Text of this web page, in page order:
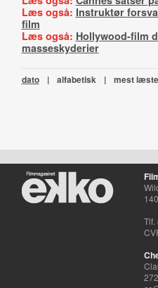
Læs også: Instruktør
film
Læs også: Hollywood-film
masseskyderier
dato | alfabetisk | mest læste
Tlf.